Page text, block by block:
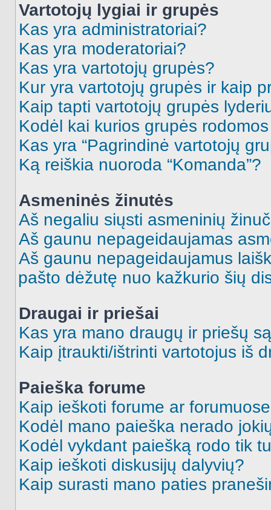
Vartotojų lygiai ir grupės
Kas yra administratoriai?
Kas yra moderatoriai?
Kas yra vartotojų grupės?
Kur yra vartotojų grupės ir kaip
Kaip tapti vartotojų grupės
Kodėl kai kurios grupės
Kas yra “Pagrindinė vartotojų
Ką reiškia nuoroda “Komanda”?
Asmeninės žinutės
Aš negaliu siųsti asmeninių
Aš gaunu nepageidaujamas
Aš gaunu nepageidaujamus
pašto dėžutę nuo kažkurio šių
Draugai ir priešai
Kas yra mano draugų ir priešų
Kaip įtraukti/ištrinti vartotojus iš
Paieška forume
Kaip ieškoti forume ar
Kodėl mano paieška nerado
Kodėl vykdant paiešką rodo tik
Kaip ieškoti diskusijų dalyvių?
Kaip surasti mano paties